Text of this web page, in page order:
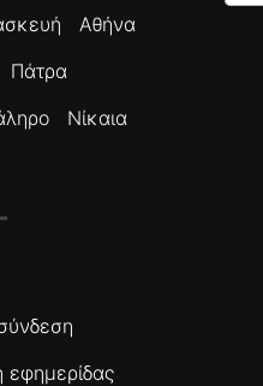
Αθήνα
Πάτρα
Νίκαια